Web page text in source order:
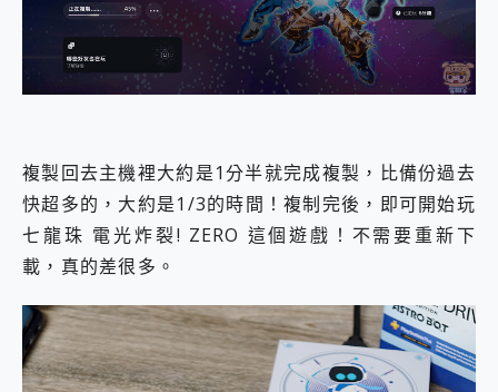
複製回去主機裡大約是1分半就完成複製，比備份過去
快超多的，大約是1/3的時間！複制完後，即可開始玩
七龍珠 電光炸裂! ZERO 這個遊戲！不需要重新下
載，真的差很多。